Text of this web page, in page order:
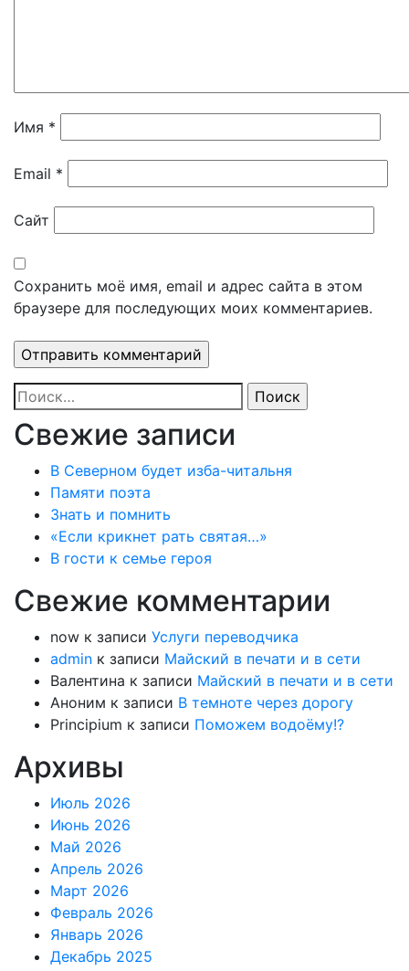
Имя *
Email *
Сайт
Сохранить моё имя, email и адрес сайта в этом
браузере для последующих моих комментариев.
Найти:
Свежие записи
В Северном будет изба-читальня
Памяти поэта
Знать и помнить
«Если крикнет рать святая…»
В гости к семье героя
Свежие комментарии
now к записи Услуги переводчика
admin к записи Майский в печати и в сети
Валентина к записи Майский в печати и в сети
Аноним к записи В темноте через дорогу
Principium к записи Поможем водоёму!?
Архивы
Июль 2026
Июнь 2026
Май 2026
Апрель 2026
Март 2026
Февраль 2026
Январь 2026
Декабрь 2025